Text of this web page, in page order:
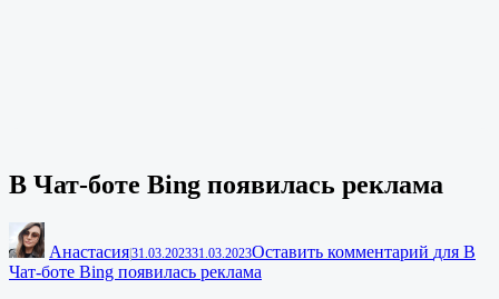
В Чат-боте Bing появилась реклама
Анастасия31.03.202331.03.2023Оставить комментарий для В
Чат-боте Bing появилась реклама